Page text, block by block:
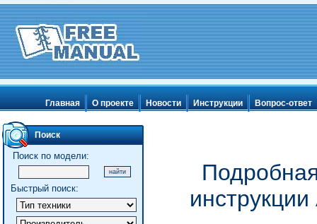
Главная О проекте Новости Инструкции Вопрос-ответ
Поиск
Поиск по модели:
Быстрый поиск: